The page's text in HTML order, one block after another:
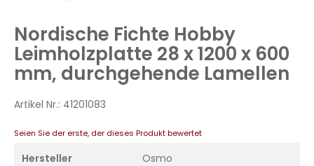
springen
Nordische Fichte Hobby
Leimholzplatte 28 x 1200 x 600
mm, durchgehende Lamellen
Artikel Nr.: 41201083
Seien Sie der erste, der dieses Produkt bewertet
Hersteller Osmo